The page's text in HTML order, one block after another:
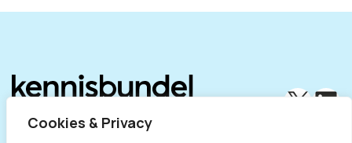
Cookies & Privacy
X